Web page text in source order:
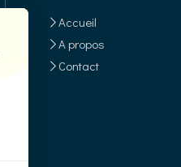
Accueil
A propos
Contact